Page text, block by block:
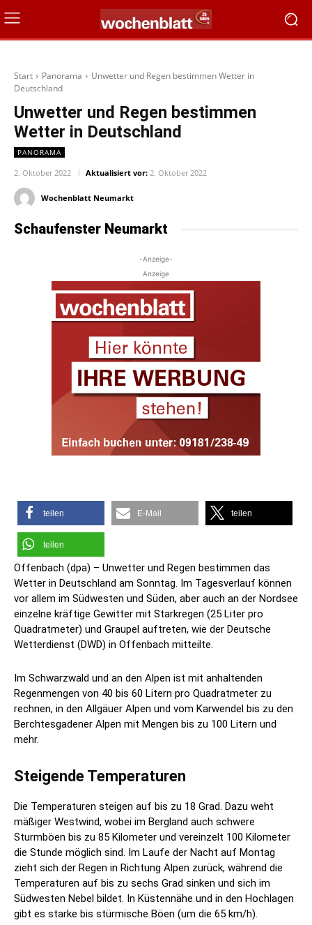
Start Panorama
Unwetter und Regen bestimmen Wetter in
Deutschland
Unwetter und Regen bestimmen
Wetter in Deutschland
PANORAMA
2. Oktober 2022 Aktualisiert vor: 2. Oktober 2022
Wochenblatt Neumarkt
Schaufenster Neumarkt
-Anzeige-
Anzeige
teilen E-Mail teilen
teilen
Offenbach (dpa) – Unwetter und Regen bestimmen das
Wetter in Deutschland am Sonntag. Im Tagesverlauf können
vor allem im Südwesten und Süden, aber auch an der Nordsee
einzelne kräftige Gewitter mit Starkregen (25 Liter pro
Quadratmeter) und Graupel auftreten, wie der Deutsche
Wetterdienst (DWD) in Offenbach mitteilte.
Im Schwarzwald und an den Alpen ist mit anhaltenden
Regenmengen von 40 bis 60 Litern pro Quadratmeter zu
rechnen, in den Allgäuer Alpen und vom Karwendel bis zu den
Berchtesgadener Alpen mit Mengen bis zu 100 Litern und
mehr.
Steigende Temperaturen
Die Temperaturen steigen auf bis zu 18 Grad. Dazu weht
mäßiger Westwind, wobei im Bergland auch schwere
Sturmböen bis zu 85 Kilometer und vereinzelt 100 Kilometer
die Stunde möglich sind. Im Laufe der Nacht auf Montag
zieht sich der Regen in Richtung Alpen zurück, während die
Temperaturen auf bis zu sechs Grad sinken und sich im
Südwesten Nebel bildet. In Küstennähe und in den Hochlagen
gibt es starke bis stürmische Böen (um die 65 km/h).